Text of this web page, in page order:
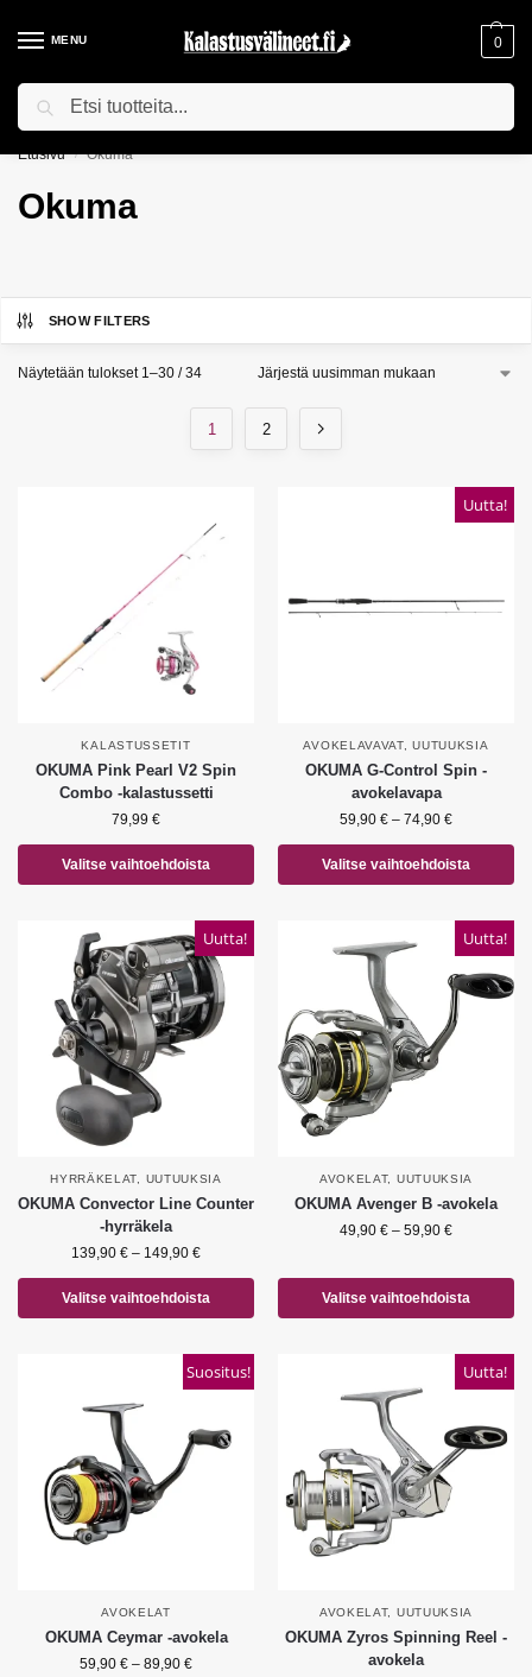
MENU 0
ILMAINEN TOIMITUS YLI 75€ TILAUKSILLE!
Etusivu / Okuma
Okuma
SHOW FILTERS
Näytetään tulokset 1–30 / 34
1 2
KALASTUSSETIT
OKUMA Pink Pearl V2 Spin
Combo -kalastussetti
79,99 €
Valitse vaihtoehdoista
Uutta!
AVOKELAVAVAT,UUTUUKSIA
OKUMA G-Control Spin -
avokelavapa
59,90 € – 74,90 €
Valitse vaihtoehdoista
Uutta!
HYRRÄKELAT UUTUUKSIA
OKUMA Convector Line Counter
-hyrräkela
139,90 € – 149,90 €
Valitse vaihtoehdoista
Uutta!
AVOKELAT, UUTUUKSIA
OKUMA Avenger B -avokela
49,90 € – 59,90 €
Valitse vaihtoehdoista
Suositus!
AVOKELAT
OKUMA Ceymar -avokela
59,90 € – 89,90 €
Uutta!
AVOKELAT, UUTUUKSIA
OKUMA Zyros Spinning Reel -
avokela